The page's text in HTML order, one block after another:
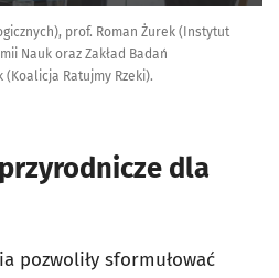
prof. Roman Żurek (Instytut
Nauk oraz Zakład Badań
(Koalicja Ratujmy Rzeki).
dla
pozwoliły sformułować